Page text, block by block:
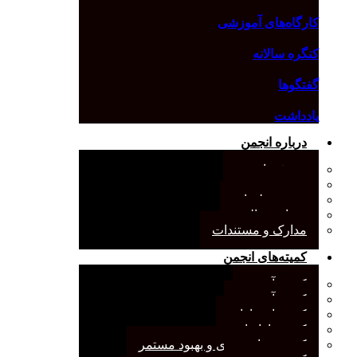
کارگاه‌های آموزشی
کنگره سالانه
گفتگوها
یادداشت
درباره انجمن
معرفی انجمن
صورت‌جلسات
همیاری مالی
مدارک و مستندات
کمیته‌های انجمن
کمیته آرشیو
کمیته آموزش
کمیته انتشارات
کمیته بازاریابی
کمیته برنامه‌ریزی و بهبود مستمر